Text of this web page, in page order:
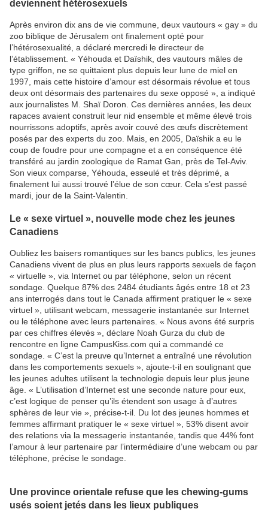
deviennent hétérosexuels
Après environ dix ans de vie commune, deux vautours « gay » du
zoo biblique de Jérusalem ont finalement opté pour
l’hétérosexualité, a déclaré mercredi le directeur de
l’établissement. « Yéhouda et Daïshik, des vautours mâles de
type griffon, ne se quittaient plus depuis leur lune de miel en
1997, mais cette histoire d’amour est désormais révolue et tous
deux ont désormais des partenaires du sexe opposé », a indiqué
aux journalistes M. Shaï Doron. Ces dernières années, les deux
rapaces avaient construit leur nid ensemble et même élevé trois
nourrissons adoptifs, après avoir couvé des œufs discrètement
posés par des experts du zoo. Mais, en 2005, Daïshik a eu le
coup de foudre pour une compagne et a en conséquence été
transféré au jardin zoologique de Ramat Gan, près de Tel-Aviv.
Son vieux comparse, Yéhouda, esseulé et très déprimé, a
finalement lui aussi trouvé l’élue de son cœur. Cela s’est passé
mardi, jour de la Saint-Valentin.
Le « sexe virtuel », nouvelle mode chez les jeunes
Canadiens
Oubliez les baisers romantiques sur les bancs publics, les jeunes
Canadiens vivent de plus en plus leurs rapports sexuels de façon
« virtuelle », via Internet ou par téléphone, selon un récent
sondage. Quelque 87% des 2484 étudiants âgés entre 18 et 23
ans interrogés dans tout le Canada affirment pratiquer le « sexe
virtuel », utilisant webcam, messagerie instantanée sur Internet
ou le téléphone avec leurs partenaires. « Nous avons été surpris
par ces chiffres élevés », déclare Noah Gurza du club de
rencontre en ligne CampusKiss.com qui a commandé ce
sondage. « C’est la preuve qu’Internet a entraîné une révolution
dans les comportements sexuels », ajoute-t-il en soulignant que
les jeunes adultes utilisent la technologie depuis leur plus jeune
âge. « L’utilisation d’Internet est une seconde nature pour eux,
c’est logique de penser qu’ils étendent son usage à d’autres
sphères de leur vie », précise-t-il. Du lot des jeunes hommes et
femmes affirmant pratiquer le « sexe virtuel », 53% disent avoir
des relations via la messagerie instantanée, tandis que 44% font
l’amour à leur partenaire par l’intermédiaire d’une webcam ou par
téléphone, précise le sondage.
Une province orientale refuse que les chewing-gums
usés soient jetés dans les lieux publiques